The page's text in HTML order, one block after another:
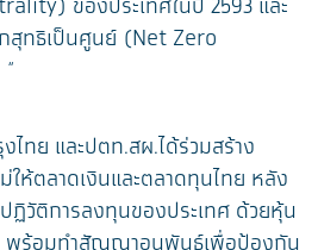
ของประเทศในปี 2593 และ
สุทธิเป็นศูนย์ (Net Zero
ทย และปตท.สผ.ได้ร่วมสร้าง
ให้ตลาดเงินและตลาดทุนไทย หลัง
ปฏิวัติการลงทุนของประเทศ ด้วยหุ้น